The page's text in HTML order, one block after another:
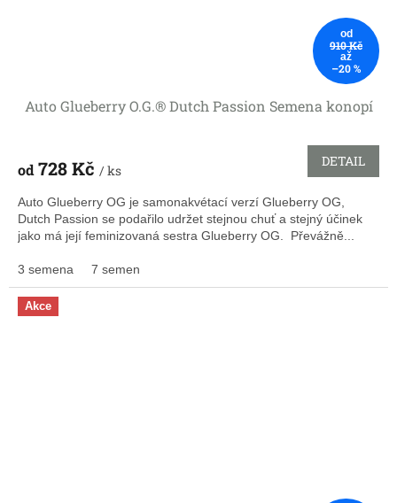
od
910 Kč
až
–20 %
Auto Glueberry O.G.® Dutch Passion Semena konopí
od 728 Kč / ks
DETAIL
Auto Glueberry OG je samonakvétací verzí Glueberry OG,
Dutch Passion se podařilo udržet stejnou chuť a stejný účinek
jako má její feminizovaná sestra Glueberry OG. Převážně...
3 semena 7 semen
Akce